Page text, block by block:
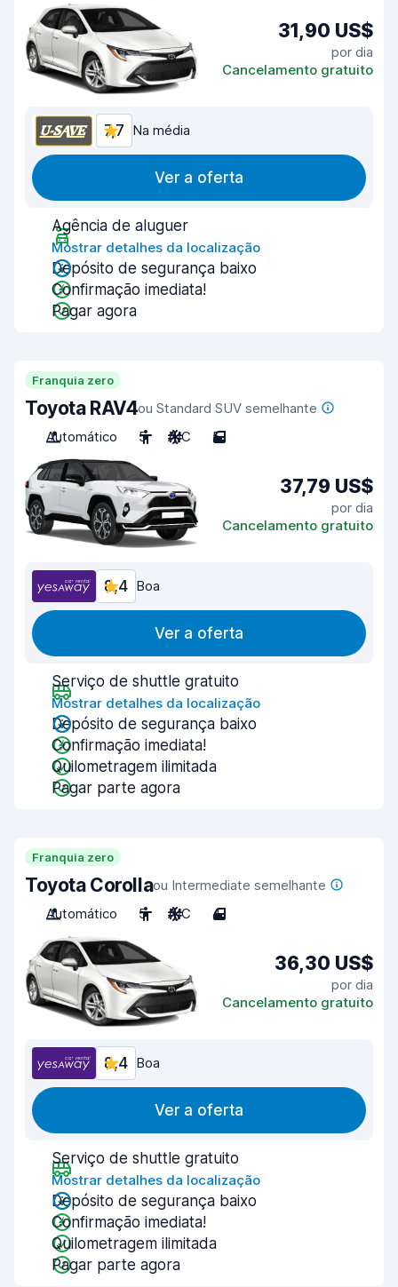
31,90 US$
por dia
Cancelamento gratuito
7,7 Na média
Ver a oferta
Agência de aluguer
Mostrar detalhes da localização
Depósito de segurança baixo
Confirmação imediata!
Pagar agora
Franquia zero
Toyota RAV4ou Standard SUV semelhante
Automático
5 A/C 5
37,79 US$
por dia
Cancelamento gratuito
8,4 Boa
Ver a oferta
Serviço de shuttle gratuito
Mostrar detalhes da localização
Depósito de segurança baixo
Confirmação imediata!
Quilometragem ilimitada
Pagar parte agora
Franquia zero
Toyota Corollaou Intermediate semelhante
Automático
5 A/C 4
36,30 US$
por dia
Cancelamento gratuito
8,4 Boa
Ver a oferta
Serviço de shuttle gratuito
Mostrar detalhes da localização
Depósito de segurança baixo
Confirmação imediata!
Quilometragem ilimitada
Pagar parte agora